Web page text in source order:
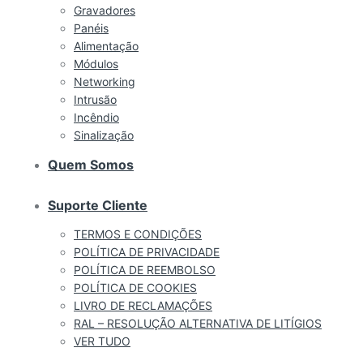
Gravadores
Panéis
Alimentação
Módulos
Networking
Intrusão
Incêndio
Sinalização
Quem Somos
Suporte Cliente
TERMOS E CONDIÇÕES
POLÍTICA DE PRIVACIDADE
POLÍTICA DE REEMBOLSO
POLÍTICA DE COOKIES
LIVRO DE RECLAMAÇÕES
RAL – RESOLUÇÃO ALTERNATIVA DE LITÍGIOS
VER TUDO